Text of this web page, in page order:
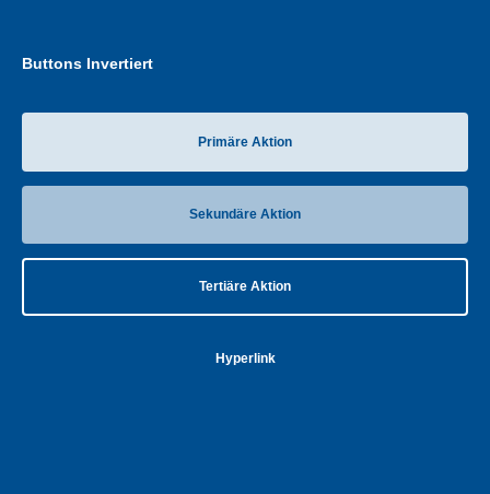
Buttons Invertiert
Primäre Aktion
Sekundäre Aktion
Tertiäre Aktion
Hyperlink